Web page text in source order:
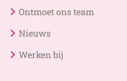
Ontmoet ons team
Nieuws
Werken bij